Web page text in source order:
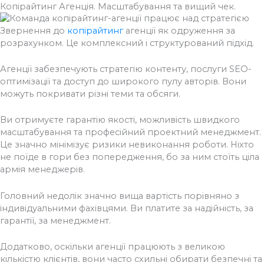
Копірайтинг Агенція. Масштабування та вищий чек.
Звернення до копірайтингагенції як одруження за
розрахунком. Це комплексний і структурований підхід.
Агенції забезпечують стратегію контенту, послуги SEO-
оптимізації та доступ до широкого пулу авторів. Вони
можуть покривати різні теми та обсяги.
Ви отримуєте гарантію якості, можливість швидкого
масштабування та професійний проектний менеджмент.
Це значно мінімізує ризики невиконання роботи. Ніхто
не поїде в гори без попередження, бо за ним стоїть ціла
армія менеджерів.
Головний недолік значно вища вартість порівняно з
індивідуальними фахівцями. Ви платите за надійність, за
гарантії, за менеджмент.
Додатково, оскільки агенції працюють з великою
кількістю клієнтів, вони часто схильні обирати безпечні та